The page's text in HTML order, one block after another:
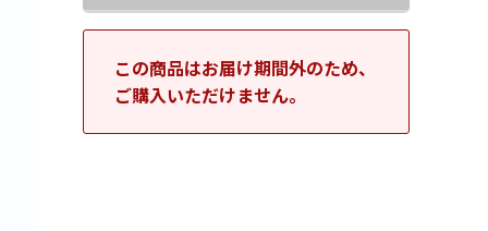
この商品はお届け期間外のため、
ご購入いただけません。